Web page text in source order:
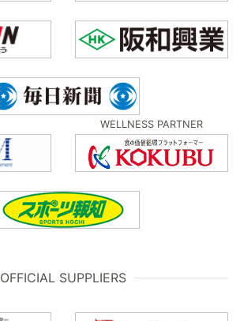
WELLNESS PARTNER
OFFICIAL SUPPLIERS